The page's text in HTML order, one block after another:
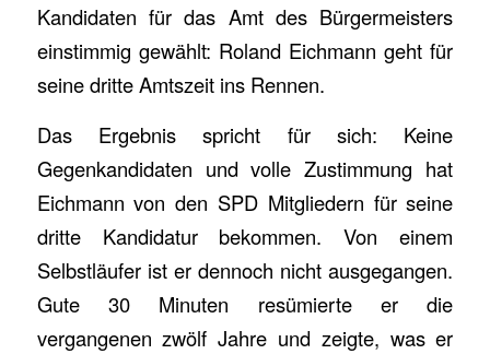
Kandidaten für das Amt des Bürgermeisters
einstimmig gewählt: Roland Eichmann geht für
seine dritte Amtszeit ins Rennen.
Das Ergebnis spricht für sich: Keine
Gegenkandidaten und volle Zustimmung hat
Eichmann von den SPD Mitgliedern für seine
dritte Kandidatur bekommen. Von einem
Selbstläufer ist er dennoch nicht ausgegangen.
Gute 30 Minuten resümierte er die
vergangenen zwölf Jahre und zeigte, was er